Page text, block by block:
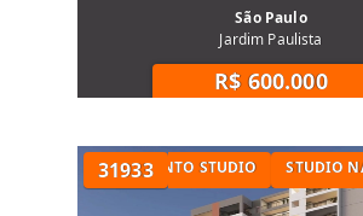
São Paulo
Jardim Paulista
R$ 600.000
31933
APARTAMENTO STUDIO STUDIO